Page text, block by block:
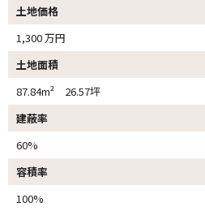
土地価格
1,300 万円
土地面積
87.84m² 26.57坪
建蔽率
60%
容積率
100%